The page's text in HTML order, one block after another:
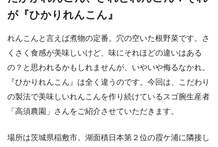
が『ひかりれんこん』
れんこんと言えば煮物の定番。穴の空いた根野菜です。さ
くさく食感が美味しいけど、味にそれほどの違いはある
の？と思われるかもしれませんが、いやいや侮るなかれ。
『ひかりれんこん』は全く違うのです。今回は、こだわり
の製法で美味しいれんこんを作り続けているスゴ腕生産者
「高須農園」さんをご紹介させていただきます。
場所は茨城県稲敷市。湖面積日本第２位の霞ケ浦に隣接し